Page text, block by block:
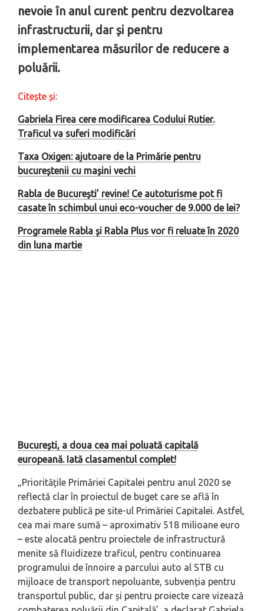
nevoie în anul curent pentru dezvoltarea
infrastructurii, dar și pentru
implementarea măsurilor de reducere a
poluării.
Citește și:
Gabriela Firea cere modificarea Codului Rutier.
Traficul va suferi modificări
Taxa Oxigen: ajutoare de la Primărie pentru
bucureștenii cu mașini vechi
Rabla de București’ revine! Ce autoturisme pot fi
casate în schimbul unui eco-voucher de 9.000 de lei?
Programele Rabla şi Rabla Plus vor fi reluate în 2020
din luna martie
București, a doua cea mai poluată capitală
europeană. Iată clasamentul complet!
„Prioritățile Primăriei Capitalei pentru anul 2020 se
reflectă clar în proiectul de buget care se află în
dezbatere publică pe site-ul Primăriei Capitalei. Astfel,
cea mai mare sumă – aproximativ 518 milioane euro
– este alocată pentru proiectele de infrastructură
menite să fluidizeze traficul, pentru continuarea
programului de înnoire a parcului auto al STB cu
mijloace de transport nepoluante, subvenția pentru
transportul public, dar și pentru proiecte care vizează